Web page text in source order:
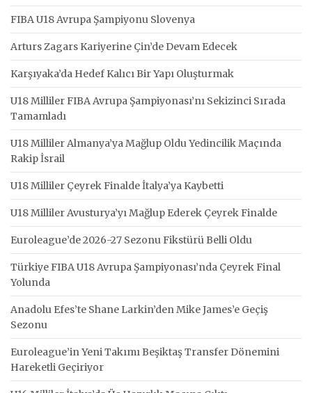
FIBA U18 Avrupa Şampiyonu Slovenya
Arturs Zagars Kariyerine Çin’de Devam Edecek
Karşıyaka’da Hedef Kalıcı Bir Yapı Oluşturmak
U18 Milliler FIBA Avrupa Şampiyonası’nı Sekizinci Sırada
Tamamladı
U18 Milliler Almanya’ya Mağlup Oldu Yedincilik Maçında
Rakip İsrail
U18 Milliler Çeyrek Finalde İtalya’ya Kaybetti
U18 Milliler Avusturya’yı Mağlup Ederek Çeyrek Finalde
Euroleague’de 2026-27 Sezonu Fikstürü Belli Oldu
Türkiye FIBA U18 Avrupa Şampiyonası’nda Çeyrek Final
Yolunda
Anadolu Efes’te Shane Larkin’den Mike James’e Geçiş
Sezonu
Euroleague’in Yeni Takımı Beşiktaş Transfer Dönemini
Hareketli Geçiriyor